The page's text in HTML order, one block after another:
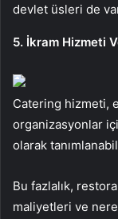
devlet üsleri de
5. İkram Hizmeti
Catering hizmeti,
organizasyonlar
olarak
Bu fazlalık,
maliyetleri ve